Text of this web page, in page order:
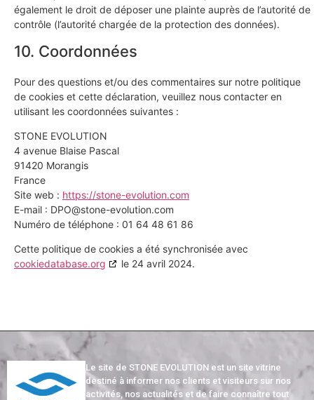
également le droit de déposer une plainte auprès de l’autorité de
contrôle (l’autorité chargée de la protection des données).
10. Coordonnées
Pour des questions et/ou des commentaires sur notre politique
de cookies et cette déclaration, veuillez nous contacter en
utilisant les coordonnées suivantes :
STONE EVOLUTION
4 avenue Blaise Pascal
91420 Morangis
France
Site web : https://stone-evolution.com
E-mail : DPO@stone-evolution.com
Numéro de téléphone : 01 64 48 61 86
Cette politique de cookies a été synchronisée avec
cookiedatabase.org
le 24 avril 2024.
Le site de STONE EVOLUTION est un site vitrine
destiné à informer nos clients et visiteurs sur nos
activités, nos actualités et de faire connaître tout